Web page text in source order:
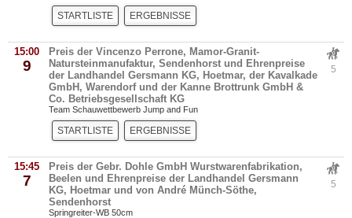
STARTLISTE ERGEBNISSE
15:00
9
Preis der Vincenzo Perrone, Mamor-Granit-
Natursteinmanufaktur, Sendenhorst und Ehrenpreise
der Landhandel Gersmann KG, Hoetmar, der Kavalkade
GmbH, Warendorf und der Kanne Brottrunk GmbH &
Co. Betriebsgesellschaft KG
Team Schauwettbewerb Jump and Fun
5
STARTLISTE ERGEBNISSE
15:45
7
Preis der Gebr. Dohle GmbH Wurstwarenfabrikation,
Beelen und Ehrenpreise der Landhandel Gersmann
KG, Hoetmar und von André Münch-Söthe,
Sendenhorst
Springreiter-WB 50cm
5